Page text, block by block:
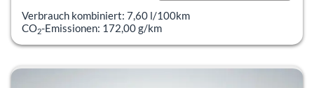
Verbrauch kombiniert: 7,60 l/100km
CO2-Emissionen: 172,00 g/km